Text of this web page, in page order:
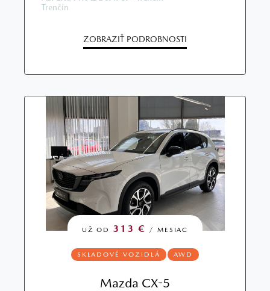
Trenčín
ZOBRAZIŤ PODROBNOSTI
UŽ OD 313 € / MESIAC
SKLADOVÉ VOZIDLÁ AWD
Mazda CX-5